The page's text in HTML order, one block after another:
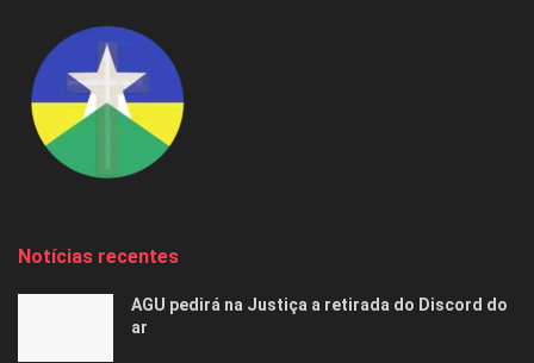
Notícias recentes
AGU pedirá na Justiça a retirada do Discord do
ar